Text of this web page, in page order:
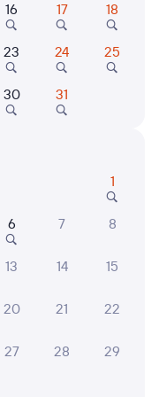
Хвоя
⁠₽
16 17 18
23 24 25
30 31
1
6 7 8
13 14 15
20 21 22
27 28 29